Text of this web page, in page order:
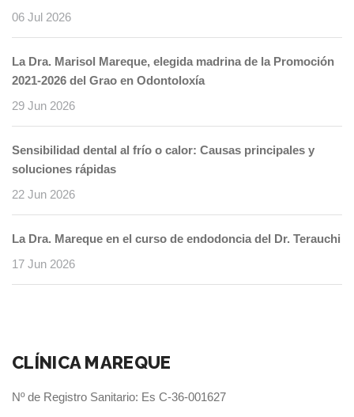
06 Jul 2026
La Dra. Marisol Mareque, elegida madrina de la Promoción
2021-2026 del Grao en Odontoloxía
29 Jun 2026
Sensibilidad dental al frío o calor: Causas principales y
soluciones rápidas
22 Jun 2026
La Dra. Mareque en el curso de endodoncia del Dr. Terauchi
17 Jun 2026
CLÍNICA MAREQUE
Nº de Registro Sanitario: Es C-36-001627